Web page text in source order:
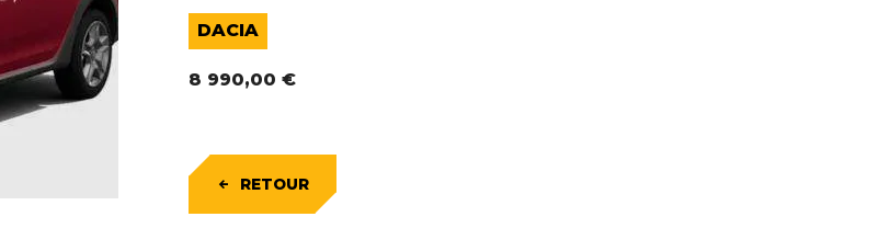
DACIA
8 990,00 €
RETOUR